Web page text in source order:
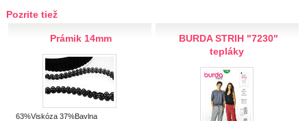
Guma
Ihly a špendlíky
Krajčírske potreby
Pozrite tiež
Prámik 14mm
63%Viskóza 37%Bavlna
BURDA STRIH "7230"
tepláky